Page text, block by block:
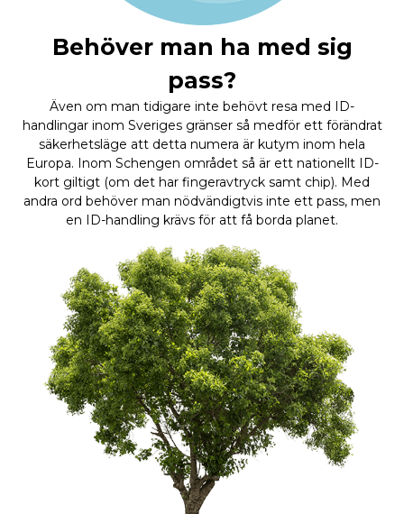
Behöver man ha med sig
pass?
Även om man tidigare inte behövt resa med ID-
handlingar inom Sveriges gränser så medför ett förändrat
säkerhetsläge att detta numera är kutym inom hela
Europa. Inom Schengen området så är ett nationellt ID-
kort giltigt (om det har fingeravtryck samt chip). Med
andra ord behöver man nödvändigtvis inte ett pass, men
en ID-handling krävs för att få borda planet.